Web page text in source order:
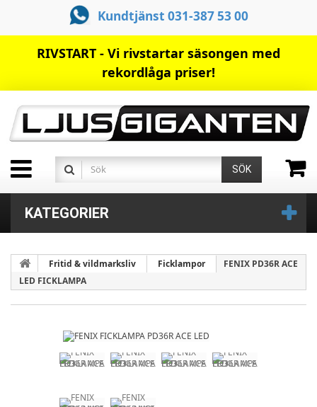
Kundtjänst 031-387 53 00
RIVSTART - Vi rivstartar säsongen med
rekordlåga priser!
SÖK
KATEGORIER
Fritid & vildmarksliv Ficklampor
FENIX PD36R ACE
LED FICKLAMPA